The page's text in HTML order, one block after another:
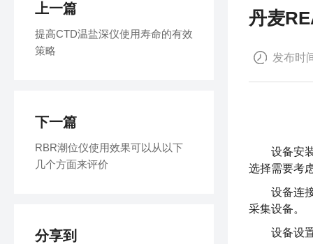
丹麦
发布时
设备安
选择需要考
设备连
采集设备。
设备设
上一篇
提高CTD温盐深仪使用寿命的有效
策略
下一篇
RBR潮位仪使用效果可以从以下
几个方面来评价
分享到